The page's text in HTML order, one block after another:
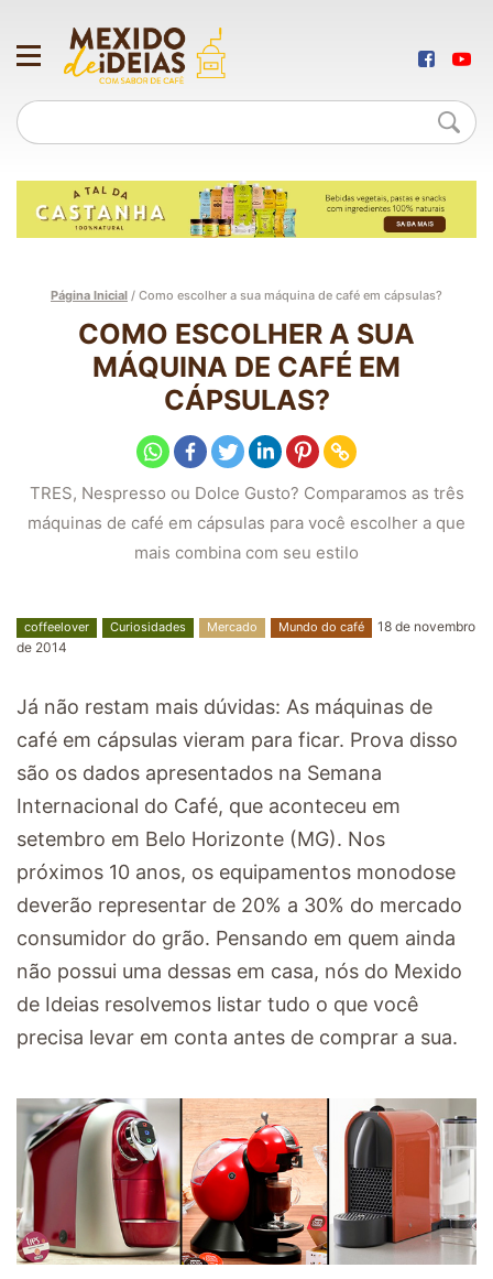
Página Inicial / Como escolher a sua máquina de café em cápsulas?
COMO ESCOLHER A SUA
MÁQUINA DE CAFÉ EM
CÁPSULAS?
TRES, Nespresso ou Dolce Gusto? Comparamos as três
máquinas de café em cápsulas para você escolher a que
mais combina com seu estilo
coffeelover Curiosidades Mercado Mundo do café
18 de novembro
de 2014
Já não restam mais dúvidas: As máquinas de
café em cápsulas vieram para ficar. Prova disso
são os dados apresentados na Semana
Internacional do Café, que aconteceu em
setembro em Belo Horizonte (MG). Nos
próximos 10 anos, os equipamentos monodose
deverão representar de 20% a 30% do mercado
consumidor do grão. Pensando em quem ainda
não possui uma dessas em casa, nós do Mexido
de Ideias resolvemos listar tudo o que você
precisa levar em conta antes de comprar a sua.